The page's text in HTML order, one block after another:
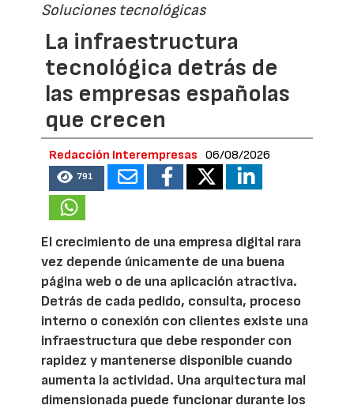
Soluciones tecnológicas
La infraestructura
tecnológica detrás de
las empresas españolas
que crecen
Redacción Interempresas 06/08/2026
791
El crecimiento de una empresa digital rara
vez depende únicamente de una buena
página web o de una aplicación atractiva.
Detrás de cada pedido, consulta, proceso
interno o conexión con clientes existe una
infraestructura que debe responder con
rapidez y mantenerse disponible cuando
aumenta la actividad. Una arquitectura mal
dimensionada puede funcionar durante los